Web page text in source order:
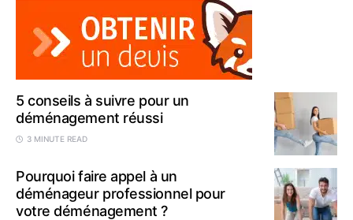
5 conseils à suivre pour un
déménagement réussi
3 MINUTE READ
Pourquoi faire appel à un
déménageur professionnel pour
votre déménagement ?